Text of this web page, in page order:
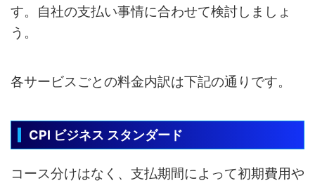
す。自社の支払い事情に合わせて検討しましょ
う。
各サービスごとの料金内訳は下記の通りです。
CPI ビジネス スタンダード
コース分けはなく、支払期間によって初期費用や